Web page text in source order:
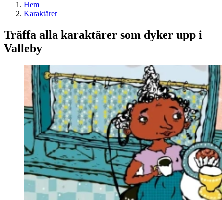
Hem
Karaktärer
Träffa alla karaktärer som dyker upp i
Valleby